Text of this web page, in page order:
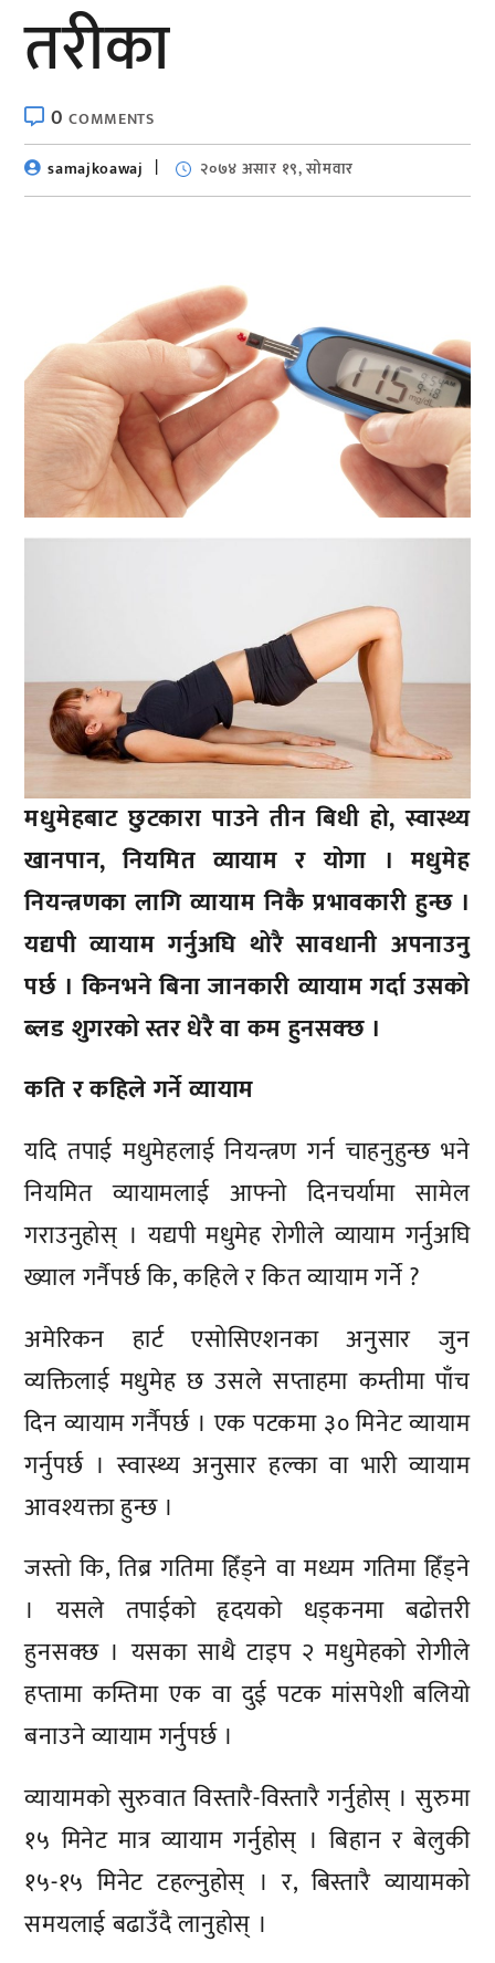
तरीका
0COMMENTS
samajkoawaj
२०७४ असार १९, सोमवार
मधुमेहबाट छुटकारा पाउने तीन बिधी हो, स्वास्थ्य
खानपान, नियमित व्यायाम र योगा । मधुमेह
नियन्त्रणका लागि व्यायाम निकै प्रभावकारी हुन्छ ।
यद्यपी व्यायाम गर्नुअघि थोरै सावधानी अपनाउनु
पर्छ । किनभने बिना जानकारी व्यायाम गर्दा उसको
ब्लड शुगरको स्तर धेरै वा कम हुनसक्छ ।
कति र कहिले गर्ने व्यायाम
यदि तपाई मधुमेहलाई नियन्त्रण गर्न चाहनुहुन्छ भने
नियमित व्यायामलाई आफ्नो दिनचर्यामा सामेल
गराउनुहोस् । यद्यपी मधुमेह रोगीले व्यायाम गर्नुअघि
ख्याल गर्नैपर्छ कि, कहिले र कित व्यायाम गर्ने ?
अमेरिकन हार्ट एसोसिएशनका अनुसार जुन
व्यक्तिलाई मधुमेह छ उसले सप्ताहमा कम्तीमा पाँच
दिन व्यायाम गर्नैपर्छ । एक पटकमा ३० मिनेट व्यायाम
गर्नुपर्छ । स्वास्थ्य अनुसार हल्का वा भारी व्यायाम
आवश्यक्ता हुन्छ ।
जस्तो कि, तिब्र गतिमा हिँड्ने वा मध्यम गतिमा हिँड्ने
। यसले तपाईको हृदयको धड्कनमा बढोत्तरी
हुनसक्छ । यसका साथै टाइप २ मधुमेहको रोगीले
हप्तामा कम्तिमा एक वा दुई पटक मांसपेशी बलियो
बनाउने व्यायाम गर्नुपर्छ ।
व्यायामको सुरुवात विस्तारै-विस्तारै गर्नुहोस् । सुरुमा
१५ मिनेट मात्र व्यायाम गर्नुहोस् । बिहान र बेलुकी
१५-१५ मिनेट टहल्नुहोस् । र, बिस्तारै व्यायामको
समयलाई बढाउँदै लानुहोस् ।